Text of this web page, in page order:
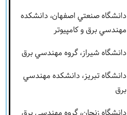
دانشگاه صنعتي اصفهان، دانشکده
مهندسي برق و کامپيوتر
دانشگاه شيراز، گروه مهندسي برق
دانشگاه تبريز، دانشکده مهندسي
برق